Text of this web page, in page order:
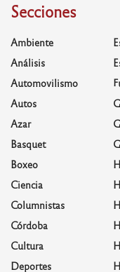
Secciones
Ambiente
Análisis
Automovilismo
Autos
Azar
Basquet
Boxeo
Ciencia
Columnistas
Córdoba
Cultura
Deportes